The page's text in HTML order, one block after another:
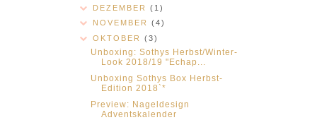
DEZEMBER(1)
NOVEMBER(4)
OKTOBER(3)
Unboxing: Sothys Herbst/Winter-
Look 2018/19 "Echap...
Unboxing Sothys Box Herbst-
Edition 2018`*
Preview: Nageldesign
Adventskalender